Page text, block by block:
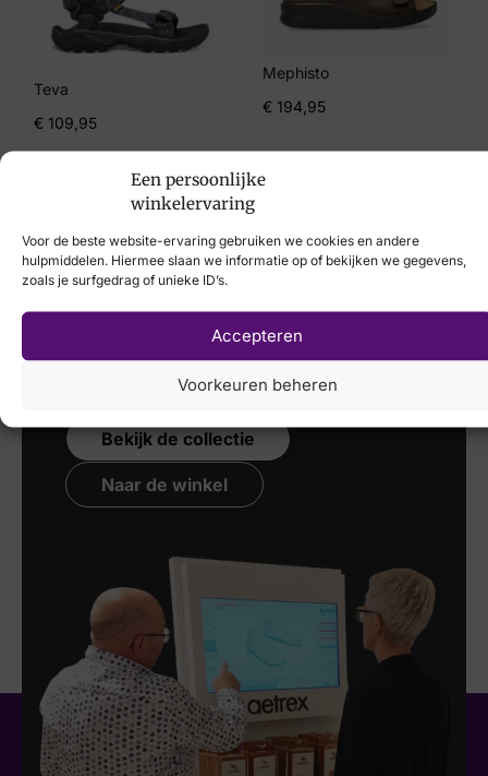
Een persoonlijke
winkelervaring
Voor de beste website-ervaring gebruiken we cookies en andere
hulpmiddelen. Hiermee slaan we informatie op of bekijken we gegevens,
zoals je surfgedrag of unieke ID’s.
Accepteren
Voorkeuren beheren
Rohde
Teva
€ 109,95
Mephisto
€ 194,95
Laat uw voeten
scannenmet de
nieuwste 3D
technologie
Bekijk de collectie
Naar de winkel